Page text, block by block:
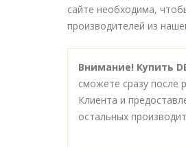
сайте необходима,
производителей из
Внимание! Купить
сможете сразу после
Клиента и
остальных